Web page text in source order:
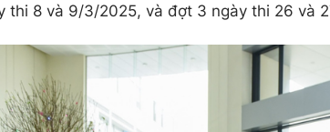
thi 8 và 9/3/2025, và đợt 3 ngày thi 26 và